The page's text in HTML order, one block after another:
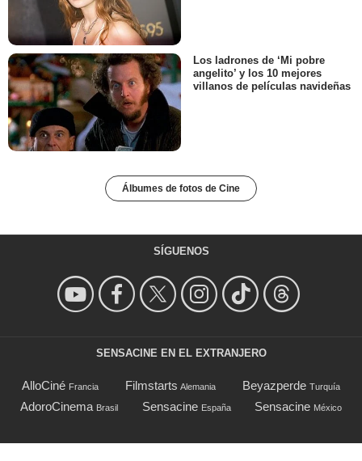
Los ladrones de ‘Mi pobre
angelito’ y los 10 mejores
villanos de películas navideñas
Álbumes de fotos de Cine
SÍGUENOS
SENSACINE EN EL EXTRANJERO
AlloCiné Francia Filmstarts Alemania Beyazperde Turquía
AdoroCinema Brasil Sensacine España Sensacine México